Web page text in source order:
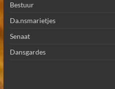
Bestuur
Da.nsmarietjes
Senaat
Dansgardes